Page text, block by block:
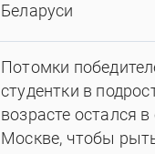
Беларуси
Потомки
студентки в
возрасте остался
Москве, чтобы